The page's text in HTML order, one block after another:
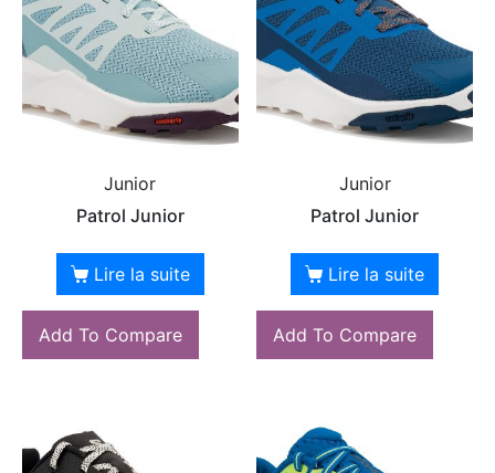
Junior
Patrol Junior
Lire la suite
Add To Compare
Junior
Patrol Junior
Lire la suite
Add To Compare